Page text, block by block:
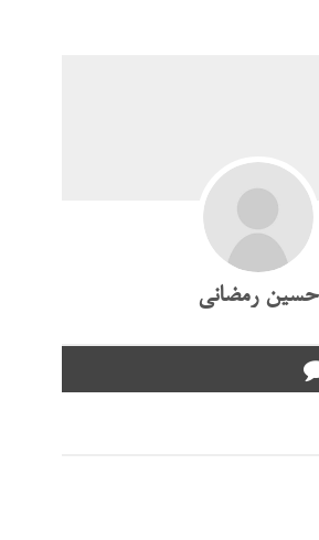
حسین رمضانی